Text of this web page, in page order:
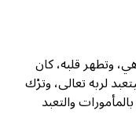
وتطهر قلبه، كان
لربه تعالى، وترْك
والتعبد